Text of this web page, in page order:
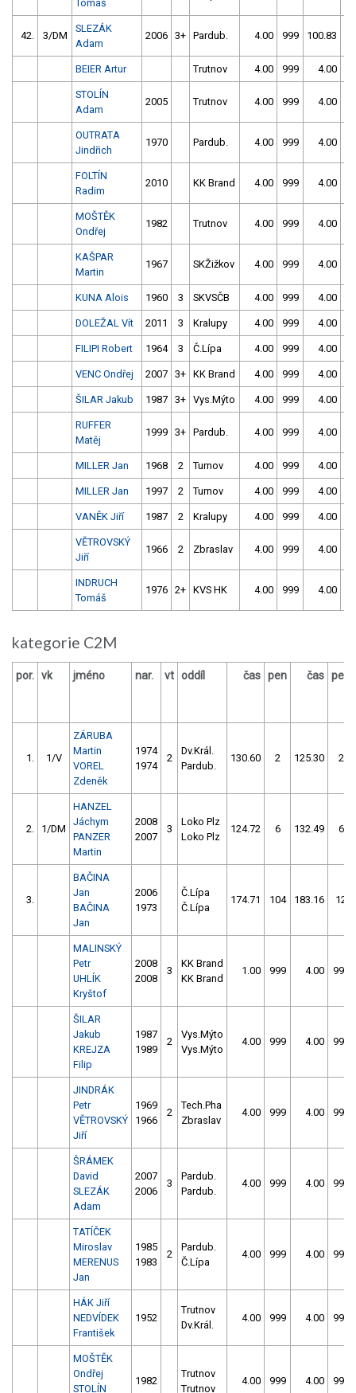
Tomáš
42. 3/DM
SLEZÁK
Adam
2006 3+ Pardub. 4.00 999 100.83
BEIER Artur Trutnov 4.00 999 4.00
STOLÍN
Adam
2005 Trutnov 4.00 999 4.00
OUTRATA
Jindřich
1970 Pardub. 4.00 999 4.00
FOLTÍN
Radim
2010 KK Brand 4.00 999 4.00
MOŠTĚK
Ondřej
1982 Trutnov 4.00 999 4.00
KAŠPAR
Martin
1967 SKŽižkov 4.00 999 4.00
KUNA Alois 1960 3 SKVSČB 4.00 999 4.00
DOLEŽAL Vít 2011 3 Kralupy 4.00 999 4.00
FILIPI Robert 1964 3 Č.Lípa 4.00 999 4.00
VENC Ondřej 2007 3+ KK Brand 4.00 999 4.00
ŠILAR Jakub 1987 3+ Vys.Mýto 4.00 999 4.00
RUFFER
Matěj
1999 3+ Pardub. 4.00 999 4.00
MILLER Jan 1968 2 Turnov 4.00 999 4.00
MILLER Jan 1997 2 Turnov 4.00 999 4.00
VANĚK Jiří 1987 2 Kralupy 4.00 999 4.00
VĚTROVSKÝ
Jiří
1966 2 Zbraslav 4.00 999 4.00
INDRUCH
Tomáš
1976 2+ KVS HK 4.00 999 4.00
kategorie C2M
por. vk jméno nar. vt oddíl čas pen čas pen
1. 1/V
ZÁRUBA
Martin
VOREL
Zdeněk
1974
1974
2
Dv.Král.
Pardub.
130.60 2 125.30 2
2. 1/DM
HANZEL
Jáchym
PANZER
Martin
2008
2007
3
Loko Plz
Loko Plz
124.72 6 132.49 6
3.
BAČINA
Jan
BAČINA
Jan
2006
1973
Č.Lípa
Č.Lípa
174.71 104 183.16 12
MALINSKÝ
Petr
UHLÍK
Kryštof
2008
2008
3
KK Brand
KK Brand
1.00 999 4.00 999
ŠILAR
Jakub
KREJZA
Filip
1987
1989
2
Vys.Mýto
Vys.Mýto
4.00 999 4.00 999
JINDRÁK
Petr
VĚTROVSKÝ
Jiří
1969
1966
2
Tech.Pha
Zbraslav
4.00 999 4.00 999
ŠRÁMEK
David
SLEZÁK
Adam
2007
2006
3
Pardub.
Pardub.
4.00 999 4.00 999
TATÍČEK
Miroslav
MERENUS
Jan
1985
1983
2
Pardub.
Č.Lípa
4.00 999 4.00 999
HÁK Jiří
NEDVÍDEK
František
1952
Trutnov
Dv.Král.
4.00 999 4.00 999
MOŠTĚK
Ondřej
STOLÍN
1982
Trutnov
Trutnov
4.00 999 4.00 999